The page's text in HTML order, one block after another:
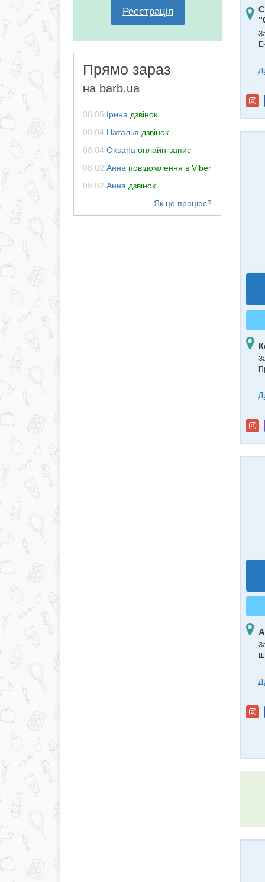
Реєстрація
Прямо зараз
на barb.ua
08:05 Ірина дзвінок
08:04 Наталья дзвінок
08:04 Oksana онлайн-запис
08:02 Анна повідомлення в Viber
08:02 Анна дзвінок